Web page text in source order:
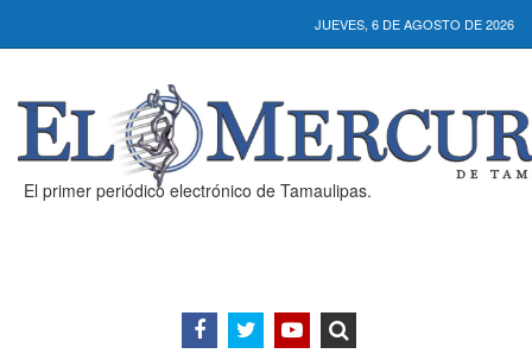
JUEVES, 6 DE AGOSTO DE 2026
El primer periódico electrónico de Tamaulipas.